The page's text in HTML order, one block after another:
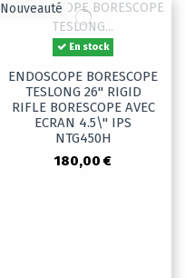
Nouveauté
En stock
ENDOSCOPE BORESCOPE
TESLONG 26" RIGID
RIFLE BORESCOPE AVEC
ECRAN 4.5\" IPS
NTG450H
180,00 €